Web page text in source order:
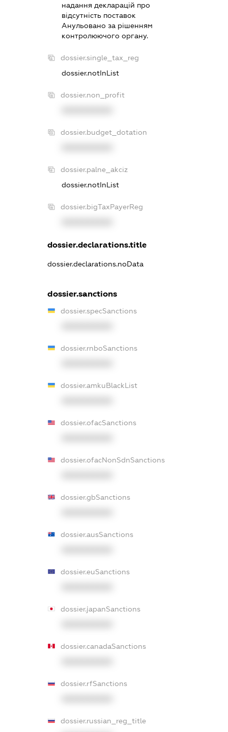
надання декларацiй про
вiдсутнiсть поставок
Анульовано за рiшенням
контролюючого органу.
dossier.single_tax_reg
dossier.notInList
dossier.non_profit
dossier.budget_dotation
dossier.palne_akciz
dossier.notInList
dossier.bigTaxPayerReg
dossier.declarations.title
dossier.declarations.noData
dossier.sanctions
dossier.specSanctions
dossier.rnboSanctions
dossier.amkuBlackList
dossier.ofacSanctions
dossier.ofacNonSdnSanctions
dossier.gbSanctions
dossier.ausSanctions
dossier.euSanctions
dossier.japanSanctions
dossier.canadaSanctions
dossier.rfSanctions
dossier.russian_reg_title